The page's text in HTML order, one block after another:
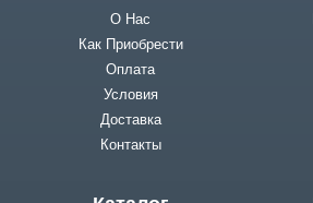
О Нас
Как Приобрести
Оплата
Условия
Доставка
Контакты